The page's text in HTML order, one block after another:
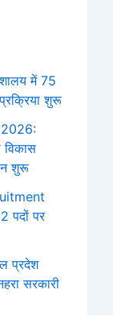
में 75
शुरू
विकास
शुरू
पदों पर
प्रदेश
सरकारी